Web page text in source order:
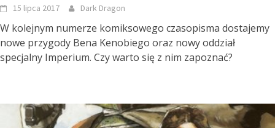
15 lipca 2017 Dark Dragon
W kolejnym numerze komiksowego czasopisma dostajemy
nowe przygody Bena Kenobiego oraz nowy oddział
specjalny Imperium. Czy warto się z nim zapoznać?